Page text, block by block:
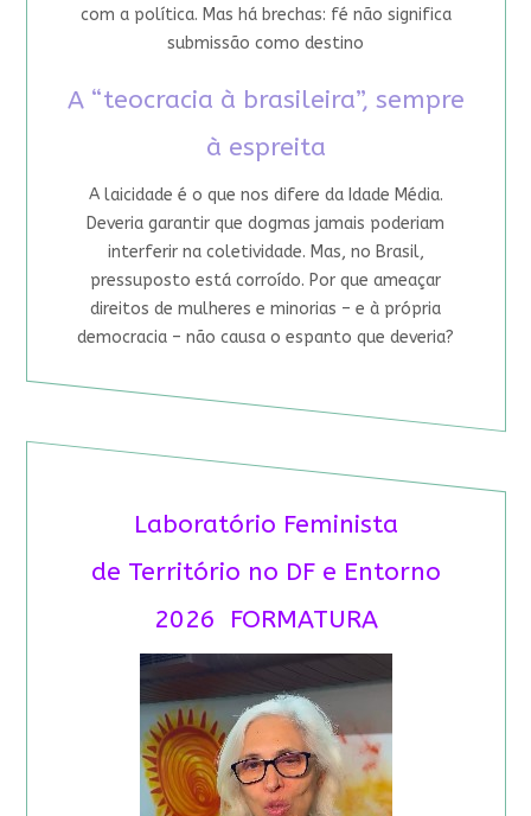
com a política. Mas há brechas: fé não significa
submissão como destino
A “teocracia à brasileira”, sempre
à espreita
A laicidade é o que nos difere da Idade Média.
Deveria garantir que dogmas jamais poderiam
interferir na coletividade. Mas, no Brasil,
pressuposto está corroído. Por que ameaçar
direitos de mulheres e minorias – e à própria
democracia – não causa o espanto que deveria?
Laboratório Feminista
de Território no DF e Entorno
2026 FORMATURA